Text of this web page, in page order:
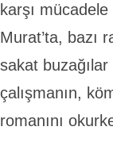
karşı
Murat’ta, bazı
sakat
çalışmanın,
romanını